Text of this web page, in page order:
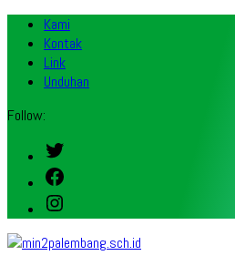
Kami
Kontak
Link
Unduhan
Follow:
Twitter
Facebook
Instagram